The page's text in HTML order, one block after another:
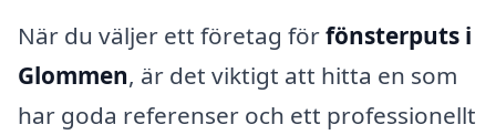
När du väljer ett företag förfönsterputs i
Glommen, är det viktigt att hitta en som
har goda referenser och ett professionellt